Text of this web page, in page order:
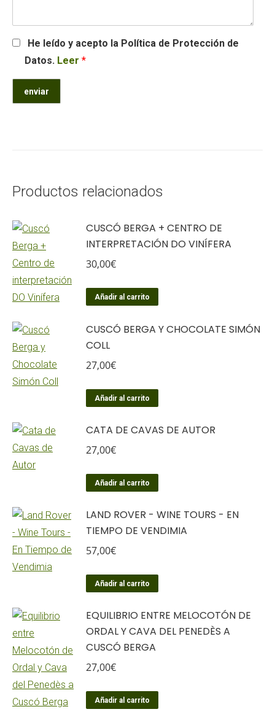
He leído y acepto la Política de Protección de
Datos. Leer *
Productos relacionados
CUSCÓ BERGA + CENTRO DE
INTERPRETACIÓN DO VINÍFERA
30,00€
Añadir al carrito
CUSCÓ BERGA Y CHOCOLATE SIMÓN
COLL
27,00€
Añadir al carrito
CATA DE CAVAS DE AUTOR
27,00€
Añadir al carrito
LAND ROVER - WINE TOURS - EN
TIEMPO DE VENDIMIA
57,00€
Añadir al carrito
EQUILIBRIO ENTRE MELOCOTÓN DE
ORDAL Y CAVA DEL PENEDÈS A
CUSCÓ BERGA
27,00€
Añadir al carrito